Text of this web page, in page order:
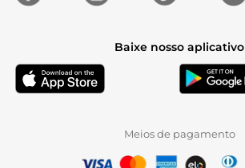
Baixe nosso aplicativo
Meios de pagamento